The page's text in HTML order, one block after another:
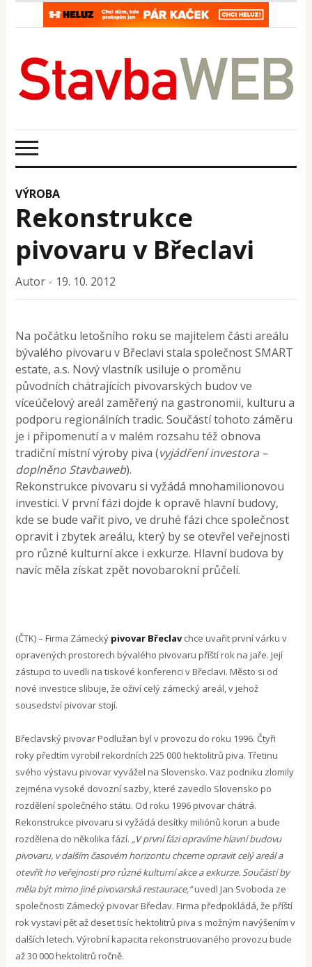
VÝROBA
Rekonstrukce
pivovaru v Břeclavi
Autor × 19. 10. 2012
Na počátku letošního roku se majitelem části areálu
bývalého pivovaru v Břeclavi stala společnost SMART
estate, a.s. Nový vlastník usiluje o proměnu
původních chátrajících pivovarských budov ve
víceúčelový areál zaměřený na gastronomii, kulturu a
podporu regionálních tradic. Součástí tohoto záměru
je i připomenutí a v malém rozsahu též obnova
tradiční místní výroby piva (vyjádření investora –
doplněno Stavbaweb).
Rekonstrukce pivovaru si vyžádá mnohamilionovou
investici. V první fázi dojde k opravě hlavní budovy,
kde se bude vařit pivo, ve druhé fázi chce společnost
opravit i zbytek areálu, který by se otevřel veřejnosti
pro různé kulturní akce i exkurze. Hlavní budova by
navíc měla získat zpět novobarokní průčelí.
(ČTK) – Firma Zámecký pivovar Břeclavchce uvařit první várku v
opravených prostorech bývalého pivovaru příští rok na jaře. Její
zástupci to uvedli na tiskové konferenci v Břeclavi. Město si od
nové investice slibuje, že oživí celý zámecký areál, v jehož
sousedství pivovar stojí.
Břeclavský pivovar Podlužan byl v provozu do roku 1996. Čtyři
roky předtím vyrobil rekordních 225 000 hektolitrů piva. Třetinu
svého výstavu pivovar vyvážel na Slovensko. Vaz podniku zlomily
zejména vysoké dovozní sazby, které zavedlo Slovensko po
rozdělení společného státu. Od roku 1996 pivovar chátrá.
Rekonstrukce pivovaru si vyžádá desítky miliónů korun a bude
rozdělena do několika fází. „V první fázi opravíme hlavní budovu
pivovaru, v dalším časovém horizontu chceme opravit celý areál a
otevřít ho veřejnosti pro různé kulturní akce a exkurze. Součástí by
měla být mimo jiné pivovarská restaurace,“uvedl Jan Svoboda ze
společnosti Zámecký pivovar Břeclav. Firma předpokládá, že příští
rok vystaví pět až deset tisíc hektolitrů piva s možným navýšením v
dalších letech. Výrobní kapacita rekonstruovaného provozu bude
až 30 000 hektolitrů ročně.